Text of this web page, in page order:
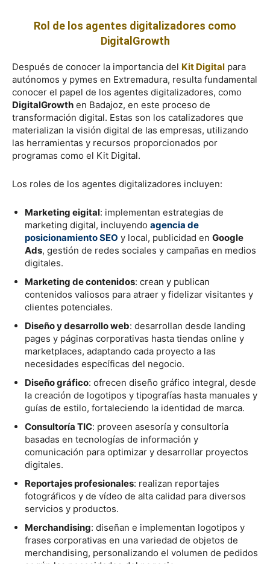
Rol de los agentes digitalizadores como
DigitalGrowth
Después de conocer la importancia del Kit Digital para
autónomos y pymes en Extremadura, resulta fundamental
conocer el papel de los agentes digitalizadores, como
DigitalGrowth en Badajoz, en este proceso de
transformación digital. Estas son los catalizadores que
materializan la visión digital de las empresas, utilizando
las herramientas y recursos proporcionados por
programas como el Kit Digital.
Los roles de los agentes digitalizadores incluyen:
Marketing eigital: implementan estrategias de
marketing digital, incluyendo agencia de
posicionamiento SEO y local, publicidad en Google
Ads, gestión de redes sociales y campañas en medios
digitales.
Marketing de contenidos: crean y publican
contenidos valiosos para atraer y fidelizar visitantes y
clientes potenciales.
Diseño y desarrollo web: desarrollan desde landing
pages y páginas corporativas hasta tiendas online y
marketplaces, adaptando cada proyecto a las
necesidades específicas del negocio.
Diseño gráfico: ofrecen diseño gráfico integral, desde
la creación de logotipos y tipografías hasta manuales y
guías de estilo, fortaleciendo la identidad de marca.
Consultoría TIC: proveen asesoría y consultoría
basadas en tecnologías de información y
comunicación para optimizar y desarrollar proyectos
digitales.
Reportajes profesionales: realizan reportajes
fotográficos y de vídeo de alta calidad para diversos
servicios y productos.
Merchandising: diseñan e implementan logotipos y
frases corporativas en una variedad de objetos de
merchandising, personalizando el volumen de pedidos